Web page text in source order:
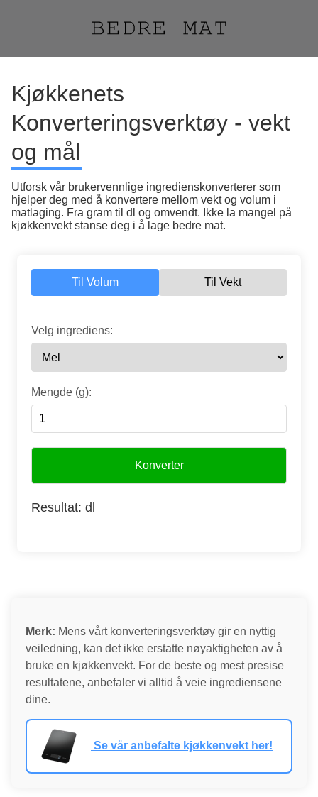
Kjøkkenets
Konverteringsverktøy - vekt
og mål
Utforsk vår brukervennlige ingredienskonverterer som
hjelper deg med å konvertere mellom vekt og volum i
matlaging. Fra gram til dl og omvendt. Ikke la mangel på
kjøkkenvekt stanse deg i å lage bedre mat.
Til Volum Til Vekt
Velg ingrediens:
Mengde (g):
Konverter
Resultat: dl
Merk: Mens vårt konverteringsverktøy gir en nyttig
veiledning, kan det ikke erstatte nøyaktigheten av å
bruke en kjøkkenvekt. For de beste og mest presise
resultatene, anbefaler vi alltid å veie ingrediensene
dine.
Se vår anbefalte kjøkkenvekt her!